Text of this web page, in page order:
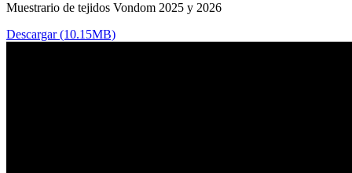
Muestrario de tejidos Vondom 2025 y 2026
Descargar (10.15MB)